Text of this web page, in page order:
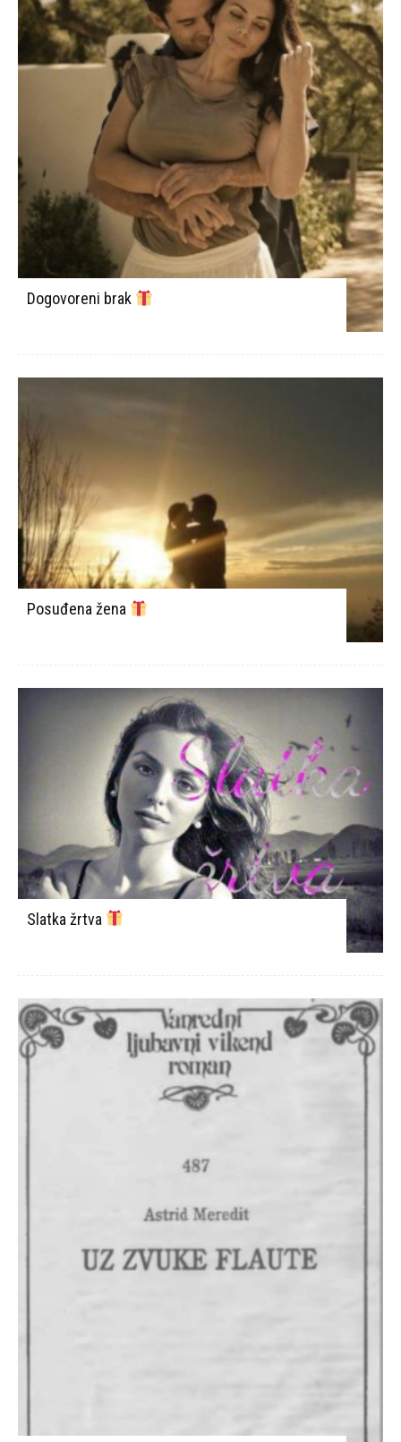
Dogovoreni brak
Posuđena žena
Slatka žrtva